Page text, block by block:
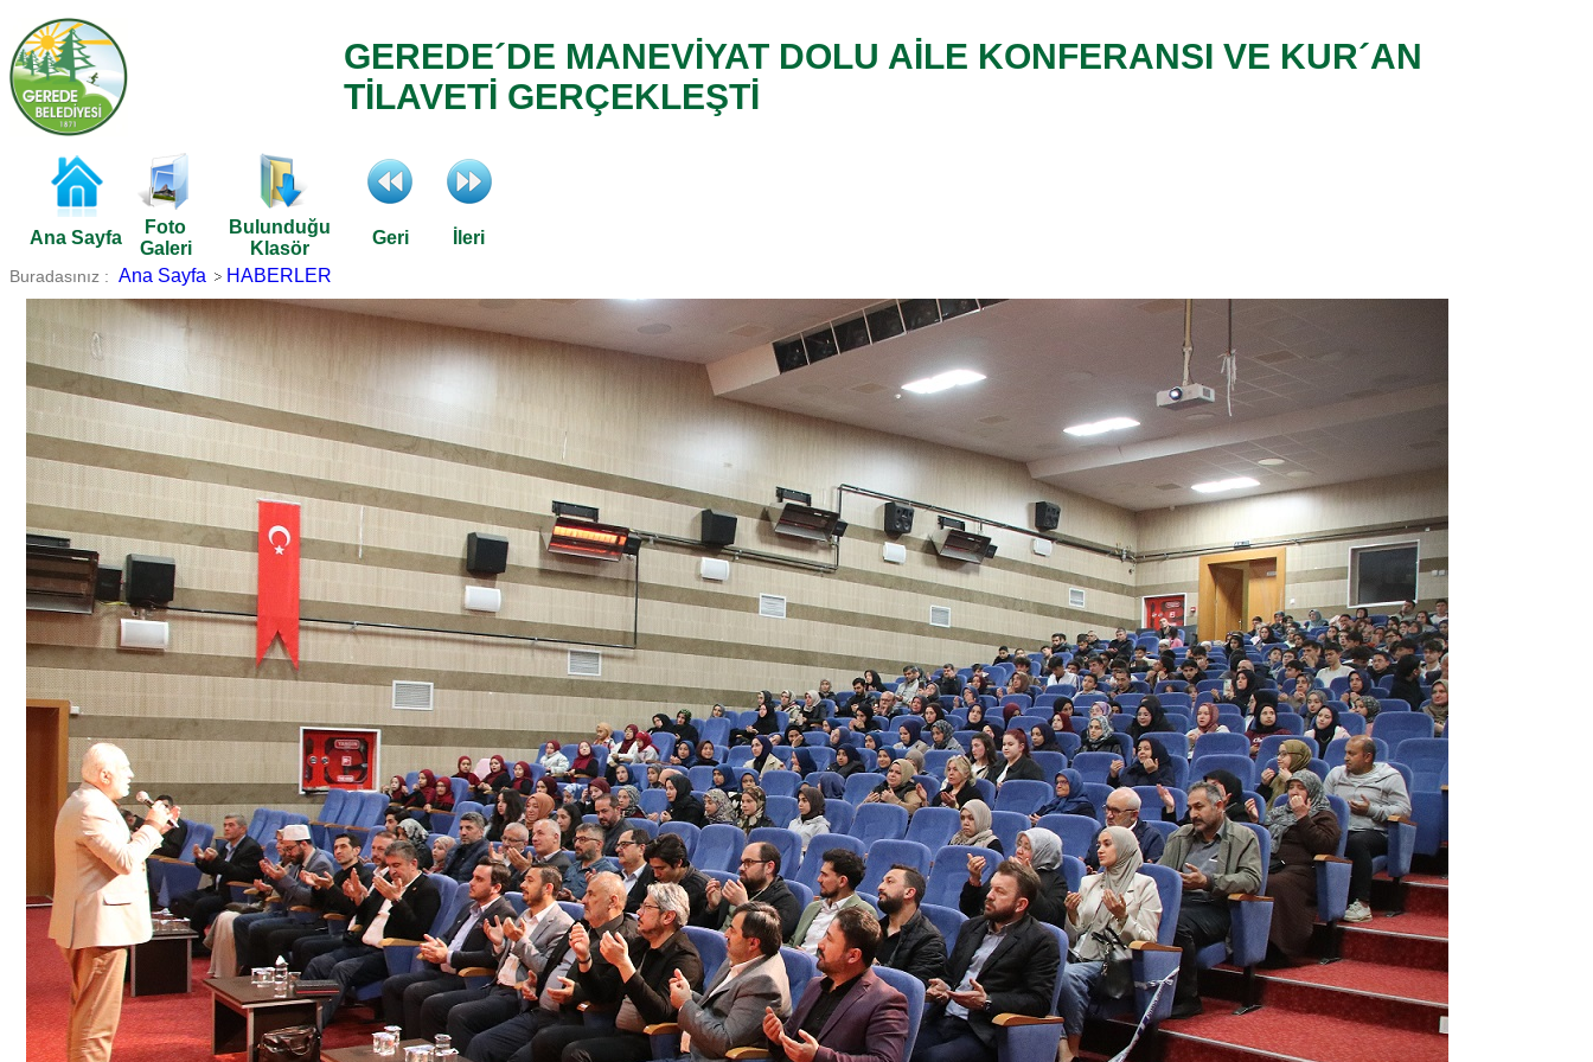
GEREDE´DE MANEVİYAT DOLU AİLE KONFERANSI VE KUR´AN
TİLAVETİ GERÇEKLEŞTİ
Ana Sayfa
Foto
Galeri
Bulunduğu
Klasör
Geri İleri
Buradasınız : Ana Sayfa HABERLER